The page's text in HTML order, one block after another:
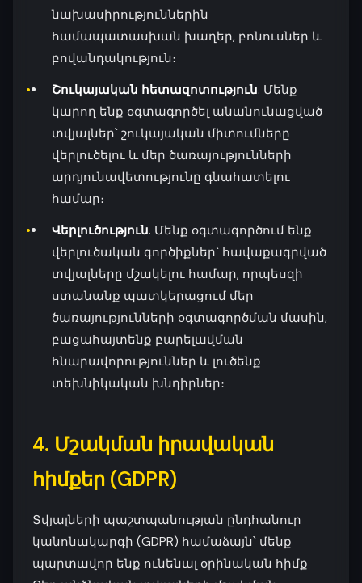
նախասիրություններին
համապատասխան խաղեր, բոնուսներ և
բովանդակություն։
Շուկայական հետազոտություն. Մենք
կարող ենք օգտագործել անանունացված
տվյալներ՝ շուկայական միտումները
վերլուծելու և մեր ծառայությունների
արդյունավետությունը գնահատելու
համար։
Վերլուծություն. Մենք օգտագործում ենք
վերլուծական գործիքներ՝ հավաքագրված
տվյալները մշակելու համար, որպեսզի
ստանանք պատկերացում մեր
ծառայությունների օգտագործման մասին,
բացահայտենք բարելավման
հնարավորություններ և լուծենք
տեխնիկական խնդիրներ։
4. Մշակման իրավական
հիմքեր (GDPR)
Տվյալների պաշտպանության ընդհանուր
կանոնակարգի (GDPR) համաձայն՝ մենք
պարտավոր ենք ունենալ օրինական հիմք